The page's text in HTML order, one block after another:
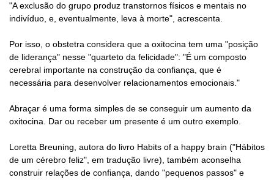
"A exclusão do grupo produz transtornos físicos e mentais no
indivíduo, e, eventualmente, leva à morte", acrescenta.
Por isso, o obstetra considera que a oxitocina tem uma "posição
de liderança" nesse "quarteto da felicidade": "É um composto
cerebral importante na construção da confiança, que é
necessária para desenvolver relacionamentos emocionais."
Abraçar é uma forma simples de se conseguir um aumento da
oxitocina. Dar ou receber um presente é um outro exemplo.
Loretta Breuning, autora do livro Habits of a happy brain ("Hábitos
de um cérebro feliz", em tradução livre), também aconselha
construir relações de confiança, dando "pequenos passos" e